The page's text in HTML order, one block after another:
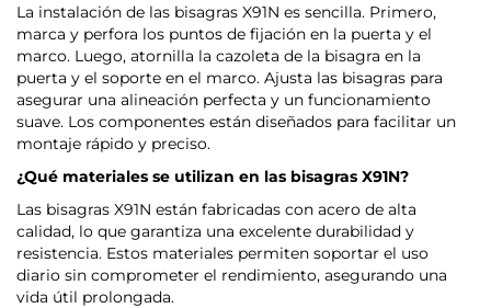
La instalación de las bisagras X91N es sencilla. Primero,
marca y perfora los puntos de fijación en la puerta y el
marco. Luego, atornilla la cazoleta de la bisagra en la
puerta y el soporte en el marco. Ajusta las bisagras para
asegurar una alineación perfecta y un funcionamiento
suave. Los componentes están diseñados para facilitar un
montaje rápido y preciso.
¿Qué materiales se utilizan en las bisagras X91N?
Las bisagras X91N están fabricadas con acero de alta
calidad, lo que garantiza una excelente durabilidad y
resistencia. Estos materiales permiten soportar el uso
diario sin comprometer el rendimiento, asegurando una
vida útil prolongada.